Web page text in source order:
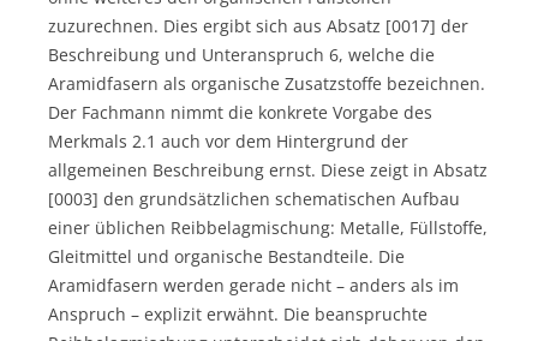
zuzurechnen. Dies ergibt sich aus Absatz [0017] der
Beschreibung und Unteranspruch 6, welche die
Aramidfasern als organische Zusatzstoffe bezeichnen.
Der Fachmann nimmt die konkrete Vorgabe des
Merkmals 2.1 auch vor dem Hintergrund der
allgemeinen Beschreibung ernst. Diese zeigt in Absatz
[0003] den grundsätzlichen schematischen Aufbau
einer üblichen Reibbelagmischung: Metalle, Füllstoffe,
Gleitmittel und organische Bestandteile. Die
Aramidfasern werden gerade nicht – anders als im
Anspruch – explizit erwähnt. Die beanspruchte